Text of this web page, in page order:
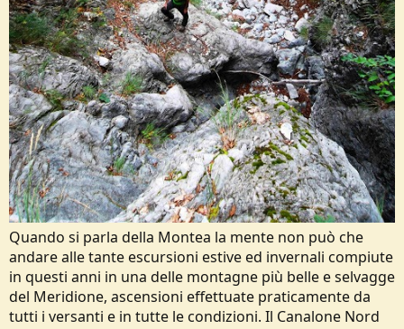
Quando si parla della Montea la mente non può che
andare alle tante escursioni estive ed invernali compiute
in questi anni in una delle montagne più belle e selvagge
del Meridione, ascensioni effettuate praticamente da
tutti i versanti e in tutte le condizioni. Il Canalone Nord